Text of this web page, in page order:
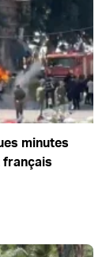
minutes
français